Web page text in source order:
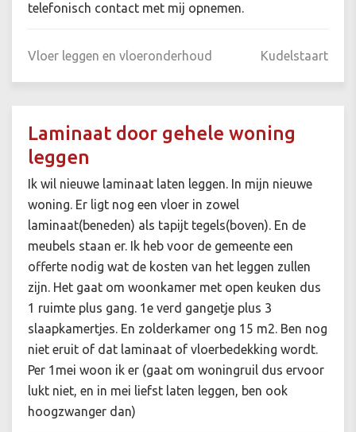
telefonisch contact met mij opnemen.
Vloer leggen en vloeronderhoud Kudelstaart
Laminaat door gehele woning
leggen
Ik wil nieuwe laminaat laten leggen. In mijn nieuwe
woning. Er ligt nog een vloer in zowel
laminaat(beneden) als tapijt tegels(boven). En de
meubels staan er. Ik heb voor de gemeente een
offerte nodig wat de kosten van het leggen zullen
zijn. Het gaat om woonkamer met open keuken dus
1 ruimte plus gang. 1e verd gangetje plus 3
slaapkamertjes. En zolderkamer ong 15 m2. Ben nog
niet eruit of dat laminaat of vloerbedekking wordt.
Per 1mei woon ik er (gaat om woningruil dus ervoor
lukt niet, en in mei liefst laten leggen, ben ook
hoogzwanger dan)